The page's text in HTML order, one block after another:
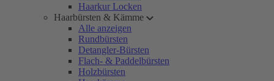
Haarkur Locken
Haarbürsten & Kämme
Alle anzeigen
Rundbürsten
Detangler-Bürsten
Flach- & Paddelbürsten
Holzbürsten